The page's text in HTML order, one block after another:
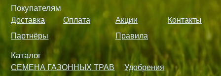
Покупателям
Доставка Оплата Акции
Контакты
Партнёры
Правила
Каталог
СЕМЕНА ГАЗОННЫХ ТРАВ
Удобрения